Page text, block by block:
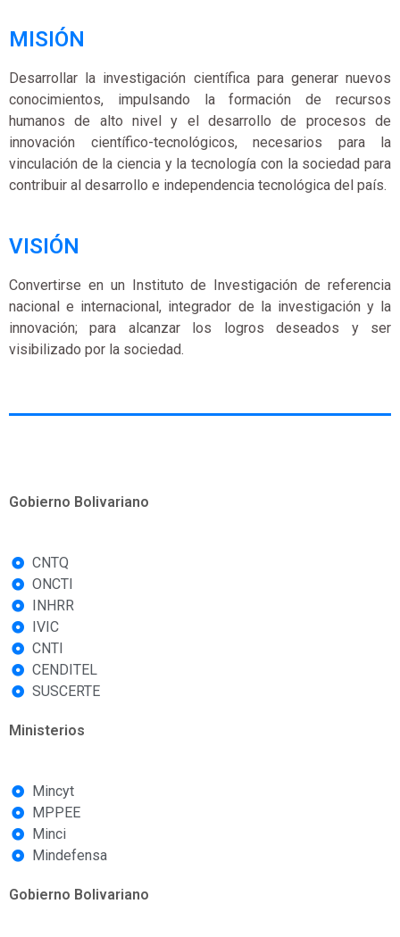
MISIÓN
Desarrollar la investigación científica para generar nuevos
conocimientos, impulsando la formación de recursos
humanos de alto nivel y el desarrollo de procesos de
innovación científico-tecnológicos, necesarios para la
vinculación de la ciencia y la tecnología con la sociedad para
contribuir al desarrollo e independencia tecnológica del país.
VISIÓN
Convertirse en un Instituto de Investigación de referencia
nacional e internacional, integrador de la investigación y la
innovación; para alcanzar los logros deseados y ser
visibilizado por la sociedad.
Gobierno Bolivariano
CNTQ
ONCTI
INHRR
IVIC
CNTI
CENDITEL
SUSCERTE
Ministerios
Mincyt
MPPEE
Minci
Mindefensa
Gobierno Bolivariano